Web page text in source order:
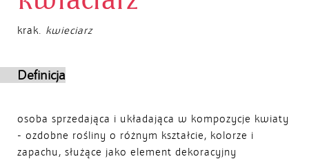
Autorzy
krak. kwieciarz
Definicja
osoba sprzedająca i układająca w kompozycje kwiaty
- ozdobne rośliny o różnym kształcie, kolorze i
zapachu, służące jako element dekoracyjny